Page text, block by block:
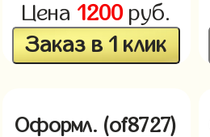
Цена 1200руб.
Заказ в 1 клик
Оформл. (of8727)